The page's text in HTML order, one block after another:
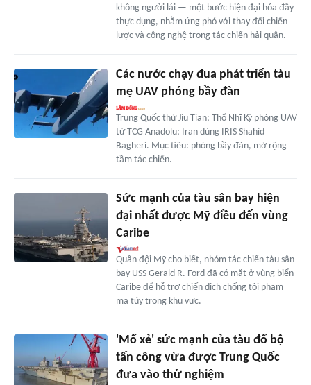
không người lái — một bước hiện đại hóa đầy
thực dụng, nhằm ứng phó với thay đổi chiến
lược và công nghệ trong tác chiến hải quân.
Các nước chạy đua phát triển tàu
mẹ UAV phóng bầy đàn
Trung Quốc thử Jiu Tian; Thổ Nhĩ Kỳ phóng UAV
từ TCG Anadolu; Iran dùng IRIS Shahid
Bagheri. Mục tiêu: phóng bầy đàn, mở rộng
tầm tác chiến.
Sức mạnh của tàu sân bay hiện
đại nhất được Mỹ điều đến vùng
Caribe
Quân đội Mỹ cho biết, nhóm tác chiến tàu sân
bay USS Gerald R. Ford đã có mặt ở vùng biển
Caribe để hỗ trợ chiến dịch chống tội phạm
ma túy trong khu vực.
'Mổ xẻ' sức mạnh của tàu đổ bộ
tấn công vừa được Trung Quốc
đưa vào thử nghiệm